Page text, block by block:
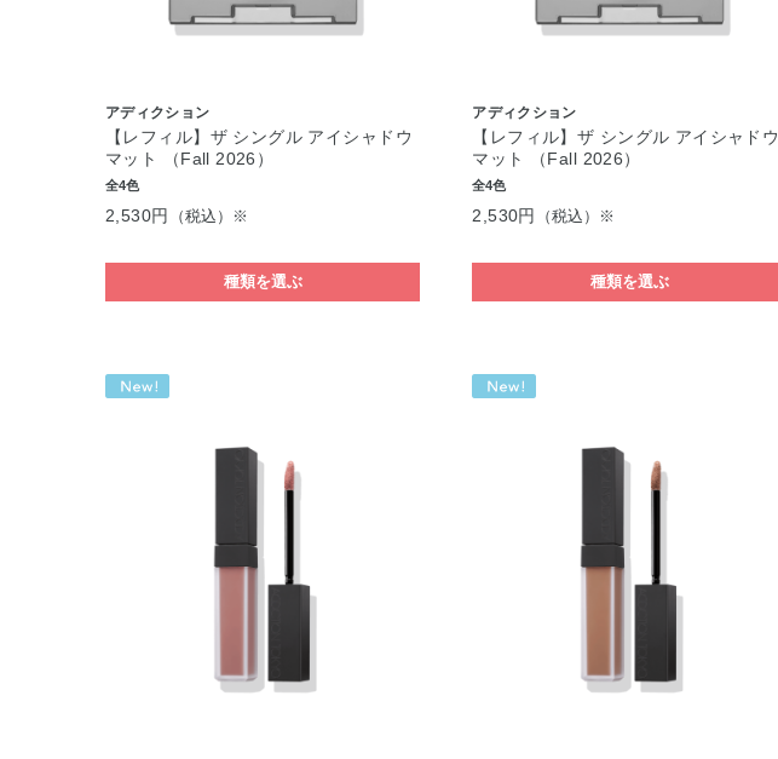
アディクション
【レフィル】ザ シングル アイシャドウ
マット （Fall 2026）
全4色
2,530円 （税込）※
種類を選ぶ
アディクション
【レフィル】ザ シングル アイシャドウ
マット （Fall 2026）
全4色
2,530円 （税込）※
種類を選ぶ